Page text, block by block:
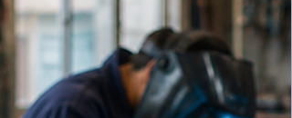
Perico, San Pedro, Santa Catalina,
Libertador General San Martín, El
y Salta Capital. Los jugadores
divididos en cuatro categorías
organizadas por nivel competitivo. En